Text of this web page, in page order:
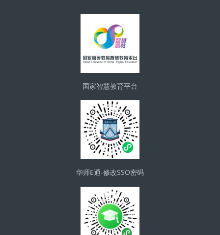
国家智慧教育平台
华师E通-修改SSO密码